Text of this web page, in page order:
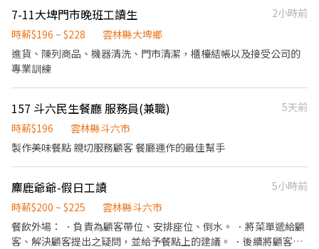
天，且需能獨自上工、自行載運裝備。只想偶爾做一天的，這個職
缺不適合。 🗓 自主報班制 沒有固定班表，也不排你的時間，場次自
點。 🌙 雲林每週固定場次 ・週一：土庫 ・週二：斗六觀光夜市、
崙背 ・週三：斗六成功夜市 ・週四：西螺 ・週五：莿桐、崙背、虎
尾 ・週六：斗南、斗六觀光夜市、斗六成功夜市 ・週日：西螺、斗
六觀光夜市 天天有場，任你挑三天以上；鄰近的嘉義場次也可跨區
地、不分遠近，沒有底薪抽成那些複雜算法。當天做完當天結，24
小時內匯款或現場付現。 🌱 新手友善機制 完全沒經驗可以來。第一
次先做 1~2 小時試作，教你怎麼穿、怎麼動、怎麼跟客人互動，試
作一樣算錢。覺得不適合，做完那次就好，不勉強、不綁約。 😄 適
合對象 ・學生、二度就業、想賺外快的上班族都歡迎 ・不需要口才
好，會揮手、會互動鞠躬就夠 ・有機車等交通工具、能載運裝備、
能獨自上工 ・能穩定一週上三天以上、願意自己保管專屬裝備 📍 面
試資訊 面試安排在雲林場次現場（依上方場次表擇一），談完直接
7-11大埤門市晚班工讀生
2小時前
時薪$196 ~ $228
雲林縣大埤鄉
進貨、陳列商品、機器清洗、門市清潔，櫃檯結帳以及接受公司的
專業訓練
157 斗六民生餐廳 服務員(兼職)
5天前
時薪$196
雲林縣斗六市
製作美味餐點 親切服務顧客 餐廳運作的最佳幫手
麋鹿爺爺-假日工讀
5小時前
時薪$200 ~ $225
雲林縣斗六市
餐飲外場： ．負責為顧客帶位、安排座位、倒水。 ．將菜單遞給顧
客、解決顧客提出之疑問，並給予餐點上的建議。 ．後續將顧客點